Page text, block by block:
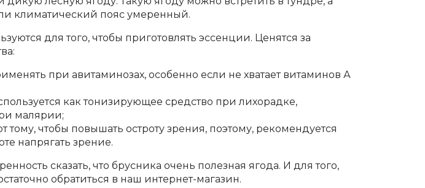
климатический пояс умеренный.
для того, чтобы приготовлять эссенции. Ценятся за
при авитаминозах, особенно если не хватает витаминов А
как тонизирующее средство при лихорадке,
малярии;
тому, чтобы повышать остроту зрения, поэтому, рекомендуется
напрягать зрение.
сказать, что брусника очень полезная ягода. И для того,
обратиться в наш интернет-магазин.